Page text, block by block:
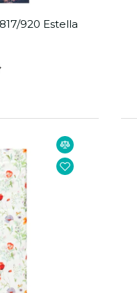
920 Estella